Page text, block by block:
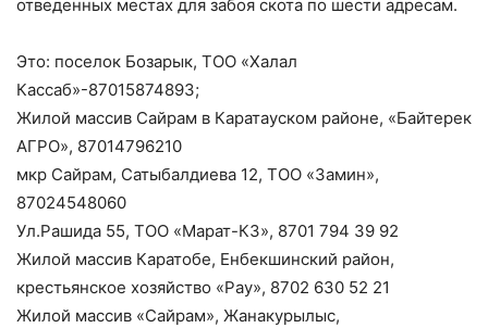
отведенных местах для забоя скота по шести адресам.
Это: поселок Бозарык, ТОО «Халал
Кассаб»-87015874893;
Жилой массив Сайрам в Каратауском районе, «Байтерек
АГРО», 87014796210
мкр Сайрам, Сатыбалдиева 12, ТОО «Замин»,
87024548060
Ул.Рашида 55, ТОО «Марат-КЗ», 8701 794 39 92
Жилой массив Каратобе, Енбекшинский район,
крестьянское хозяйство «Рау», 8702 630 52 21
Жилой массив «Сайрам», Жанакурылыс,